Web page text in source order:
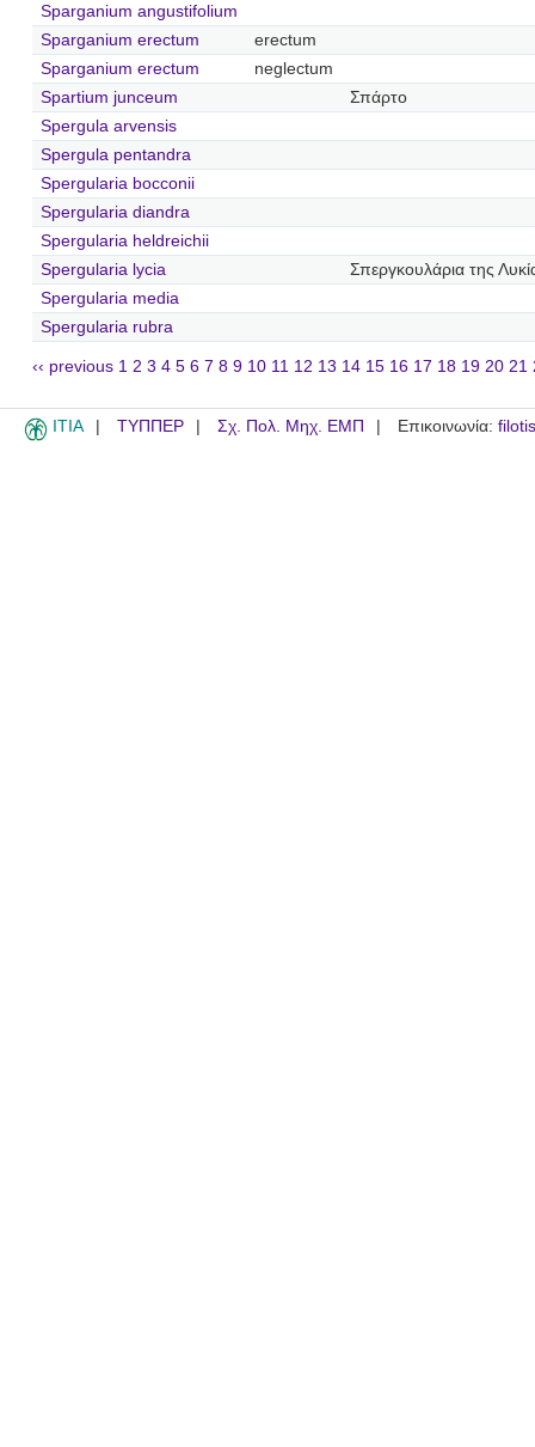
Sparganium angustifolium
Sparganium erectum
erectum
Sparganium erectum
neglectum
Spartium junceum
Σπάρτο
Spergula arvensis
Spergula pentandra
Spergularia bocconii
Spergularia diandra
Spergularia heldreichii
Spergularia lycia
Σπεργκουλάρια της
Spergularia media
Spergularia rubra
‹‹ previous 1 2 3 4 5 6 7 8 9 10 11 12 13 14 15 16 17 18 19 20 21
ITIA ΤΥΠΠΕΡ Σχ. Πολ. Μηχ. ΕΜΠ Επικοινωνία: